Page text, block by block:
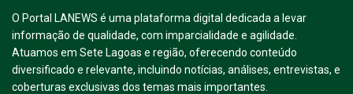
O Portal LANEWS é uma plataforma digital dedicada a levar
informação de qualidade, com imparcialidade e agilidade.
Atuamos em Sete Lagoas e região, oferecendo conteúdo
diversificado e relevante, incluindo notícias, análises, entrevistas, e
coberturas exclusivas dos temas mais importantes.